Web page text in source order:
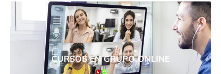
CURSOS EN GRUPO ONLINE